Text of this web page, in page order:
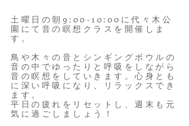
土曜日の朝9:00-10:00に代々木公
園にて音の瞑想クラスを開催しま
す。
鳥や木々の音とシンギングボウルの
音の中でゆったりと呼吸をしながら
音の瞑想をしていきます。 心身とも
に深い呼吸になり、リラックスでき
ます。
平日の疲れをリセットし 、週末も元
気に過ごし ましょう！